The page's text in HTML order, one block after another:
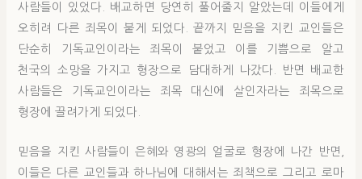
사람들이 있었다. 배교하면 당연히 풀어줄지 알았는데 이들에게
오히려 다른 죄목이 붙게 되었다. 끝까지 믿음을 지킨 교인들은
단순히 기독교인이라는 죄목이 붙었고 이를 기쁨으로 알고
천국의 소망을 가지고 형장으로 담대하게 나갔다. 반면 배교한
사람들은 기독교인이라는 죄목 대신에 살인자라는 죄목으로
형장에 끌려가게 되었다.
믿음을 지킨 사람들이 은혜와 영광의 얼굴로 형장에 나간 반면,
이들은 다른 교인들과 하나님에 대해서는 죄책으로 그리고 로마